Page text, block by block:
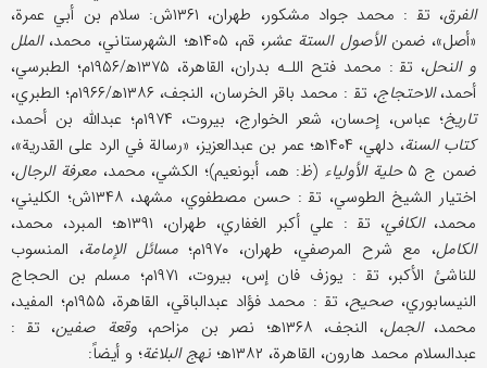
الفرق
، تق‍ : محمد جواد مشكور، طهران، ۱۳۶۱ش: سلام بن أبي عمرة،
«أصل»، ضمن الأصول الستة عشر، قم، ۱۴۰۵ه‍؛ الشهرستاني، محمد،
الملل
و النحل
، تق‍ : محمد فتح اللـه بدران، القاهرة، ۱۳۷۵ه‍/۱۹۵۶م؛ الطبرسي،
أحمد،الاحتجاج، تق‍ : محمد باقر الخرسان، النجف، ۱۳۸۶ه‍/۱۹۶۶م؛ الطبري،
تاريخ؛ عباس، إحسان، شعر الخوارج، بيروت، ۱۹۷۴م؛ عبدالله بن أحمد،
كتاب السنة
، دلهي، ۱۴۰۴ه‍؛ عمر بن عبدالعزيز، «رسالة في الرد على القدرية»،
ضمن ج ۵
حلية الأولياء (ظ: هم‍، أبونعيم)؛ الكشي، محمد،معرفة الرجال،
اختيار الشيخ الطوسي، تق‍ : حسن مصطفوي، مشهد، ۱۳۴۸ش؛ الكليني،
محمد،الكافي، تق‍ : علي أكبر الغفاري، طهران، ۱۳۹۱ه‍؛ المبرد، محمد،
الكامل، مع شرح المرصفي، طهران، ۱۹۷۰م؛ مسائل الإمامة، المنسوب
للناشئ الأكبر، تق‍ : يوزف فان إس، بيروت، ۱۹۷۱م؛ مسلم بن الحجاج
النيسابوري، صحيح
، تق‍ : محمد فؤاد عبدالباقي، القاهرة، ۱۹۵۵م؛ المفيد،
محمد،الجمل، النجف، ۱۳۶۸ه‍؛ نصر بن مزاحم، وقعة صفين، تق‍ :
عبدالسلام محمد هارون، القاهرة، ۱۳۸۲ه‍؛
نهج البلاغة؛ و أيضاً: